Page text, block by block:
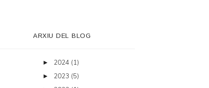
ARXIU DEL BLOG
► 2024 (1)
► 2023 (5)